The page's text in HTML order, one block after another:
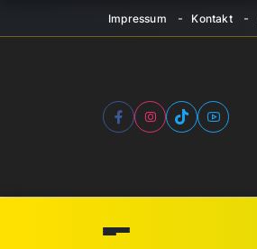
Impressum Kontakt